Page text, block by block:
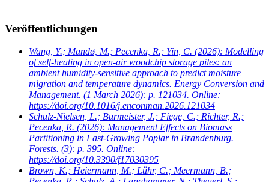
Veröffentlichungen
Wang, Y.; Mandø, M.; Pecenka, R.; Yin, C. (2026): Modelling
of self-heating in open-air woodchip storage piles: an
ambient humidity-sensitive approach to predict moisture
migration and temperature dynamics. Energy Conversion and
Management. (1 March 2026): p. 121034. Online:
https://doi.org/10.1016/j.enconman.2026.121034
Schulz-Nielsen, L.; Burmeister, J.; Fiege, C.; Richter, R.;
Pecenka, R. (2026): Management Effects on Biomass
Partitioning in Fast-Growing Poplar in Brandenburg.
Forests. (3): p. 395. Online:
https://doi.org/10.3390/f17030395
Brown, K.; Heiermann, M.; Lühr, C.; Meermann, B.;